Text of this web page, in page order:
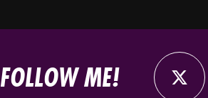
FOLLOW ME!